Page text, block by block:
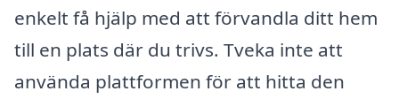
enkelt få hjälp med att förvandla ditt hem
till en plats där du trivs. Tveka inte att
använda plattformen för att hitta den